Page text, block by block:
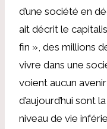
d’une société en
ait décrit le
fin », des millions
vivre dans une
voient aucun
d’aujourd’hui sont
niveau de vie